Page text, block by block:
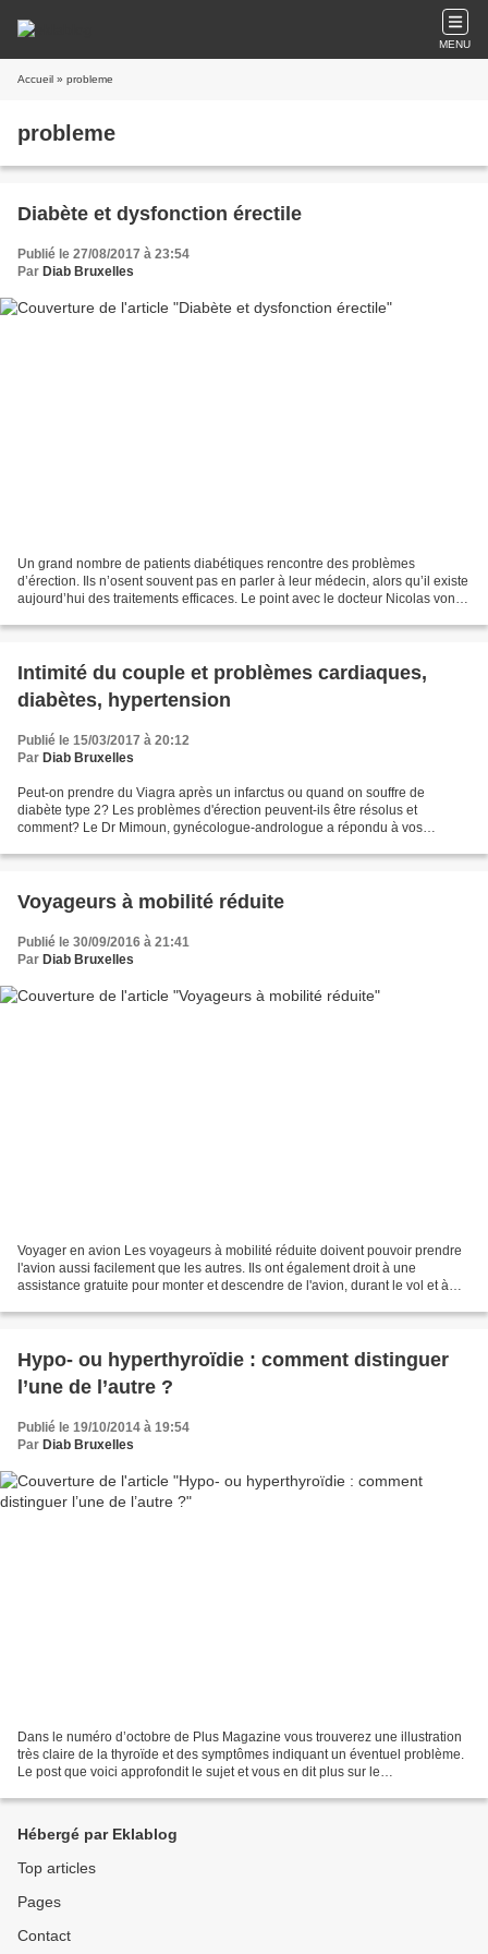
MENU
Accueil » probleme
probleme
Diabète et dysfonction érectile
Publié le 27/08/2017 à 23:54
Par Diab Bruxelles
Un grand nombre de patients diabétiques rencontre des problèmes
d’érection. Ils n’osent souvent pas en parler à leur médecin, alors qu’il existe
aujourd’hui des traitements efficaces. Le point avec le docteur Nicolas von
Intimité du couple et problèmes cardiaques,
diabètes, hypertension
Publié le 15/03/2017 à 20:12
Par Diab Bruxelles
Peut-on prendre du Viagra après un infarctus ou quand on souffre de
diabète type 2? Les problèmes d'érection peuvent-ils être résolus et
comment? Le Dr Mimoun, gynécologue-andrologue a répondu à vos
Voyageurs à mobilité réduite
Publié le 30/09/2016 à 21:41
Par Diab Bruxelles
Voyager en avion Les voyageurs à mobilité réduite doivent pouvoir prendre
l'avion aussi facilement que les autres. Ils ont également droit à une
assistance gratuite pour monter et descendre de l'avion, durant le vol et à
Hypo- ou hyperthyroïdie : comment distinguer
l’une de l’autre ?
Publié le 19/10/2014 à 19:54
Par Diab Bruxelles
Dans le numéro d’octobre de Plus Magazine vous trouverez une illustration
très claire de la thyroïde et des symptômes indiquant un éventuel problème.
Le post que voici approfondit le sujet et vous en dit plus sur le
Hébergé par Eklablog
Top articles
Pages
Contact